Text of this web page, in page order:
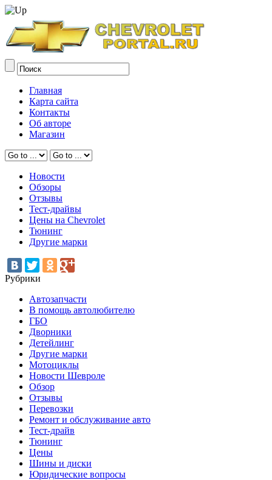
Главная
Карта сайта
Контакты
Об авторе
Магазин
Новости
Обзоры
Отзывы
Тест-драйвы
Цены на Chevrolet
Тюнинг
Другие марки
Рубрики
Автозапчасти
В помощь автолюбителю
ГБО
Дворники
Детейлинг
Другие марки
Мотоциклы
Новости Шевроле
Обзор
Отзывы
Перевозки
Ремонт и обслуживание авто
Тест-драйв
Тюнинг
Цены
Шины и диски
Юридические вопросы